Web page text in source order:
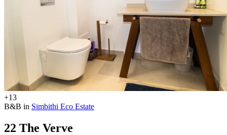
+13
B&B in Simbithi Eco Estate
22 The Verve